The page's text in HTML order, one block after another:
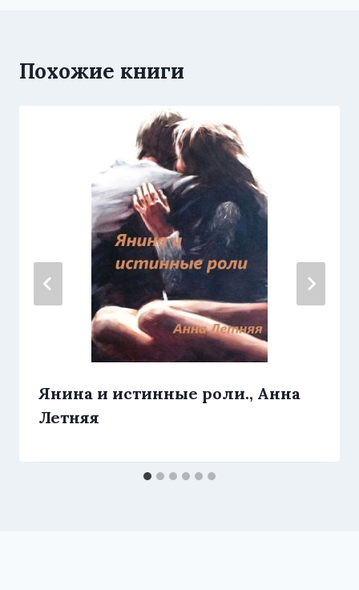
Похожие книги
Янина и истинные роли., Анна
Летняя